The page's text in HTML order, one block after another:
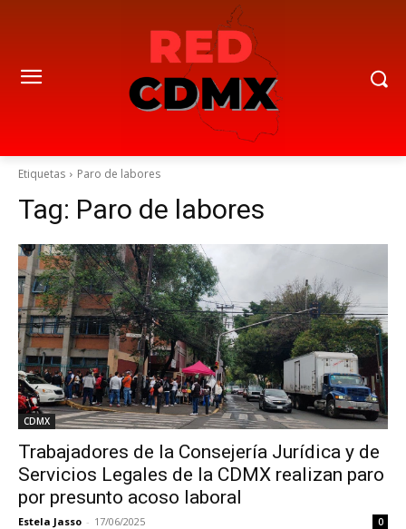
Etiquetas Paro de labores
Tag: Paro de labores
CDMX
Trabajadores de la Consejería Jurídica y de
Servicios Legales de la CDMX realizan paro
por presunto acoso laboral
Estela Jasso - 17/06/2025 0